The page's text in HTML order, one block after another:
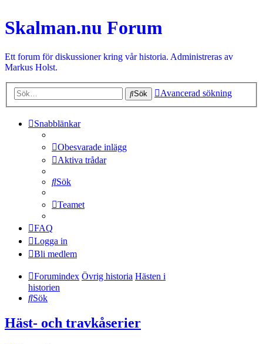
Skalman.nu Forum
Ett forum för diskussioner kring vår historia. Administreras av
Markus Holst.
Sök Avancerad sökning
Snabblänkar
Obesvarade inlägg
Aktiva trådar
Sök
Teamet
FAQ
Logga in
Bli medlem
Forumindex Övrig historia Hästen i
historien
Sök
Häst- och travkåserier